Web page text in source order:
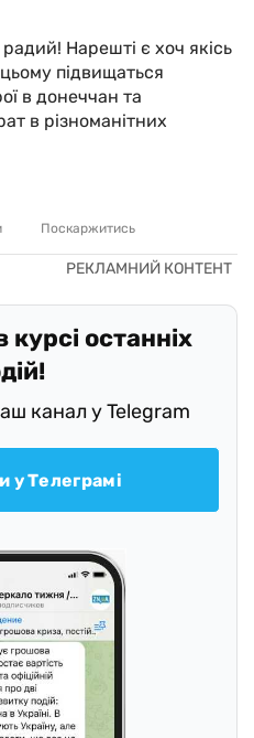
Нарешті є хоч якісь
підвищаться
в донеччан та
в різноманітних
Поскаржитись
останніх
канал у Telegram
у Телеграмі